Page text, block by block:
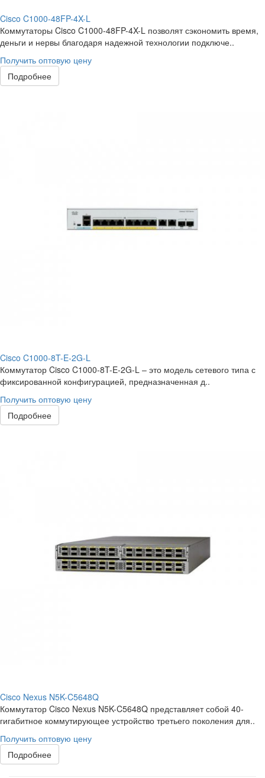
Cisco C1000-48FP-4X-L
Коммутаторы Cisco C1000-48FP-4X-L позволят сэкономить время,
деньги и нервы благодаря надежной технологии подключе..
Получить оптовую цену
Подробнее
Cisco C1000-8T-E-2G-L
Коммутатор Cisco C1000-8T-E-2G-L – это модель сетевого типа с
фиксированной конфигурацией, предназначенная д..
Получить оптовую цену
Подробнее
Cisco Nexus N5K-C5648Q
Коммутатор Cisco Nexus N5K-C5648Q представляет собой 40-
гигабитное коммутирующее устройство третьего поколения для..
Получить оптовую цену
Подробнее